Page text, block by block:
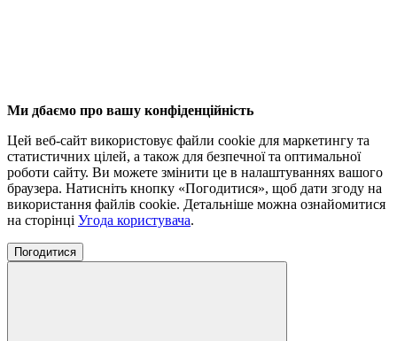
Ми дбаємо про вашу конфіденційність
Цей веб-сайт використовує файли cookie для маркетингу та
статистичних цілей, а також для безпечної та оптимальної
роботи сайту. Ви можете змінити це в налаштуваннях вашого
браузера. Натисніть кнопку «Погодитися», щоб дати згоду на
використання файлів cookie. Детальніше можна ознайомитися
на сторінці Угода користувача.
Погодитися